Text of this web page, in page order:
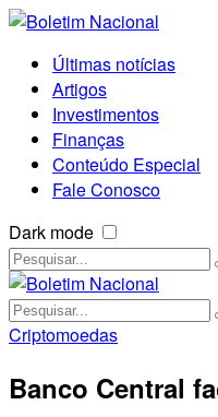
Últimas notícias
Artigos
Investimentos
Finanças
Conteúdo Especial
Fale Conosco
Dark mode
Criptomoedas
Banco Central